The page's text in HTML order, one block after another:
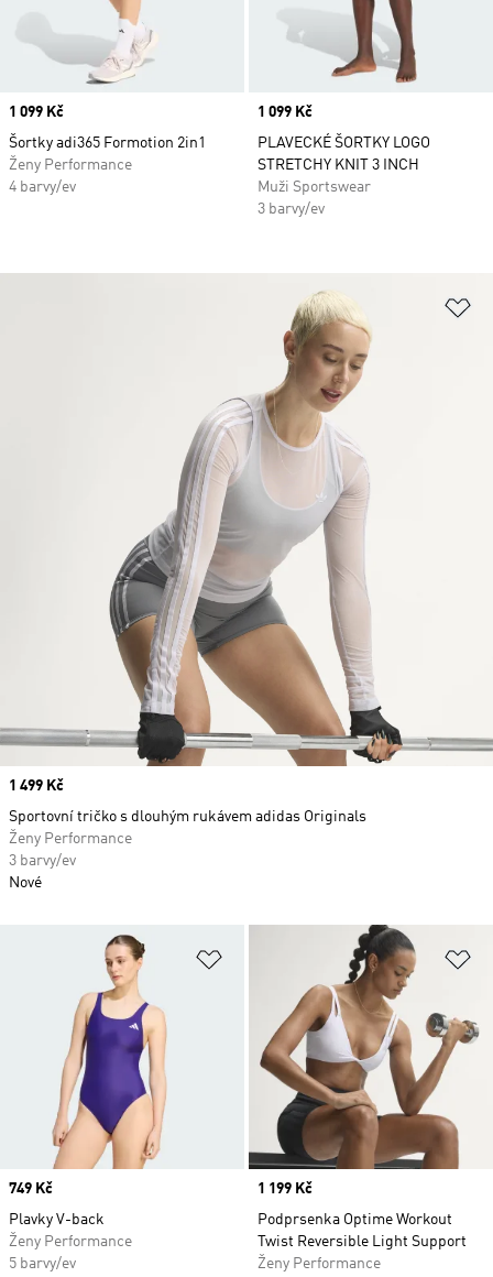
Price
1 099 Kč
Šortky adi365 Formotion 2in1
Ženy Performance
4 barvy/ev
Price
1 099 Kč
PLAVECKÉ ŠORTKY LOGO
STRETCHY KNIT 3 INCH
Muži Sportswear
3 barvy/ev
Přidat do seznamu přání
Price
749 Kč
Plavky V-back
Ženy Performance
5 barvy/ev
Price
1 199 Kč
Podprsenka Optime Workout
Twist Reversible Light Support
Ženy Performance
Price
1 499 Kč
Sportovní tričko s dlouhým rukávem adidas Originals
Ženy Performance
3 barvy/ev
Nové